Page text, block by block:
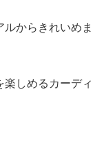
からきれいめま
しめるカーディ